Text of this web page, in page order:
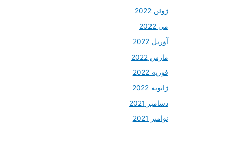
ژوئن 2022
می 2022
آوریل 2022
مارس 2022
فوریه 2022
ژانویه 2022
دسامبر 2021
نوامبر 2021